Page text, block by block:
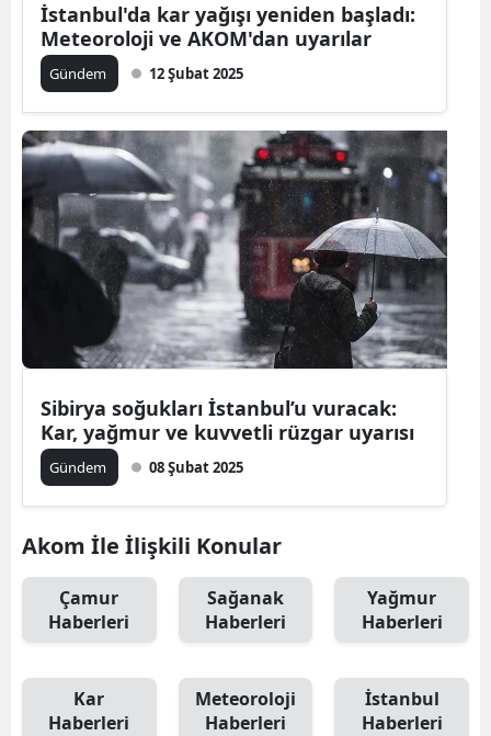
İstanbul'da kar yağışı yeniden başladı:
Meteoroloji ve AKOM'dan uyarılar
Gündem 12 Şubat 2025
Sibirya soğukları İstanbul’u vuracak:
Kar, yağmur ve kuvvetli rüzgar uyarısı
Gündem 08 Şubat 2025
Akom İle İlişkili Konular
Çamur
Haberleri
Sağanak
Haberleri
Yağmur
Haberleri
Kar
Haberleri
Meteoroloji
Haberleri
İstanbul
Haberleri